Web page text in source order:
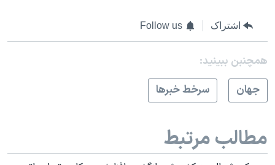
اشتراک Follow us
همچنبن ببینید:
جهان
سرخط خبرها
مطالب مرتبط